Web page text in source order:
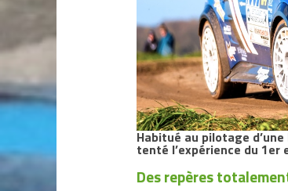
Habitué au pilotage
tenté l’expérience du
Des repères